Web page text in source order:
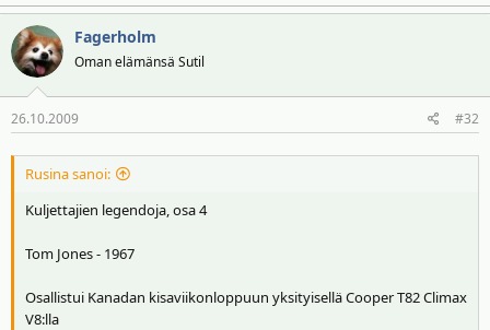
Fagerholm
Oman elämänsä Sutil
26.10.2009 #32
Rusina sanoi:
Kuljettajien legendoja, osa 4
Tom Jones - 1967
Osallistui Kanadan kisaviikonloppuun yksityisellä Cooper T82 Climax
V8:lla